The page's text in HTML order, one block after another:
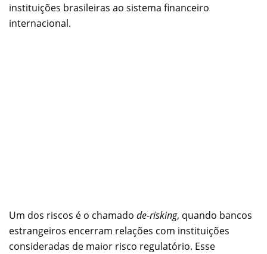
instituições brasileiras ao sistema financeiro
internacional.
Um dos riscos é o chamado de-risking, quando bancos
estrangeiros encerram relações com instituições
consideradas de maior risco regulatório. Esse